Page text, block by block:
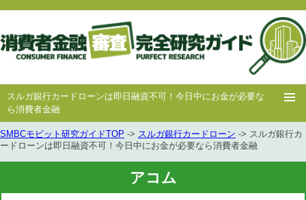
スルガ銀行カードローンは即日融資不可！今日中にお金が必要な
ら消費者金融
ホー
ム
消費者
金融
中小消費者
金融
キャッシング
審査
キャッシング
豆知識
SMBCモビット研究ガイドTOP -> スルガ銀行カードローン -> スルガ銀行カ
ードローンは即日融資不可！今日中にお金が必要なら消費者金融
アコム